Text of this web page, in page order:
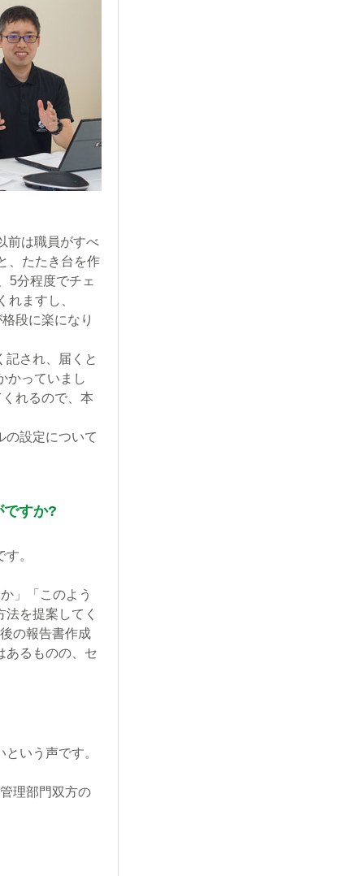
前は職員がすべ
、たたき台を作
5分程度でチェ
ますし、
段に楽になり
記され、届くと
かっていまし
れるので、本
の設定について
すか?
。
」「このよう
を提案してく
の報告書作成
あるものの、セ
いう声です。
理部門双方の